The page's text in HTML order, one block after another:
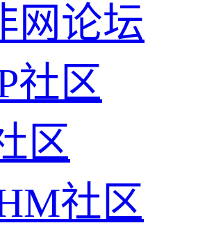
网论坛
社区
区
社区